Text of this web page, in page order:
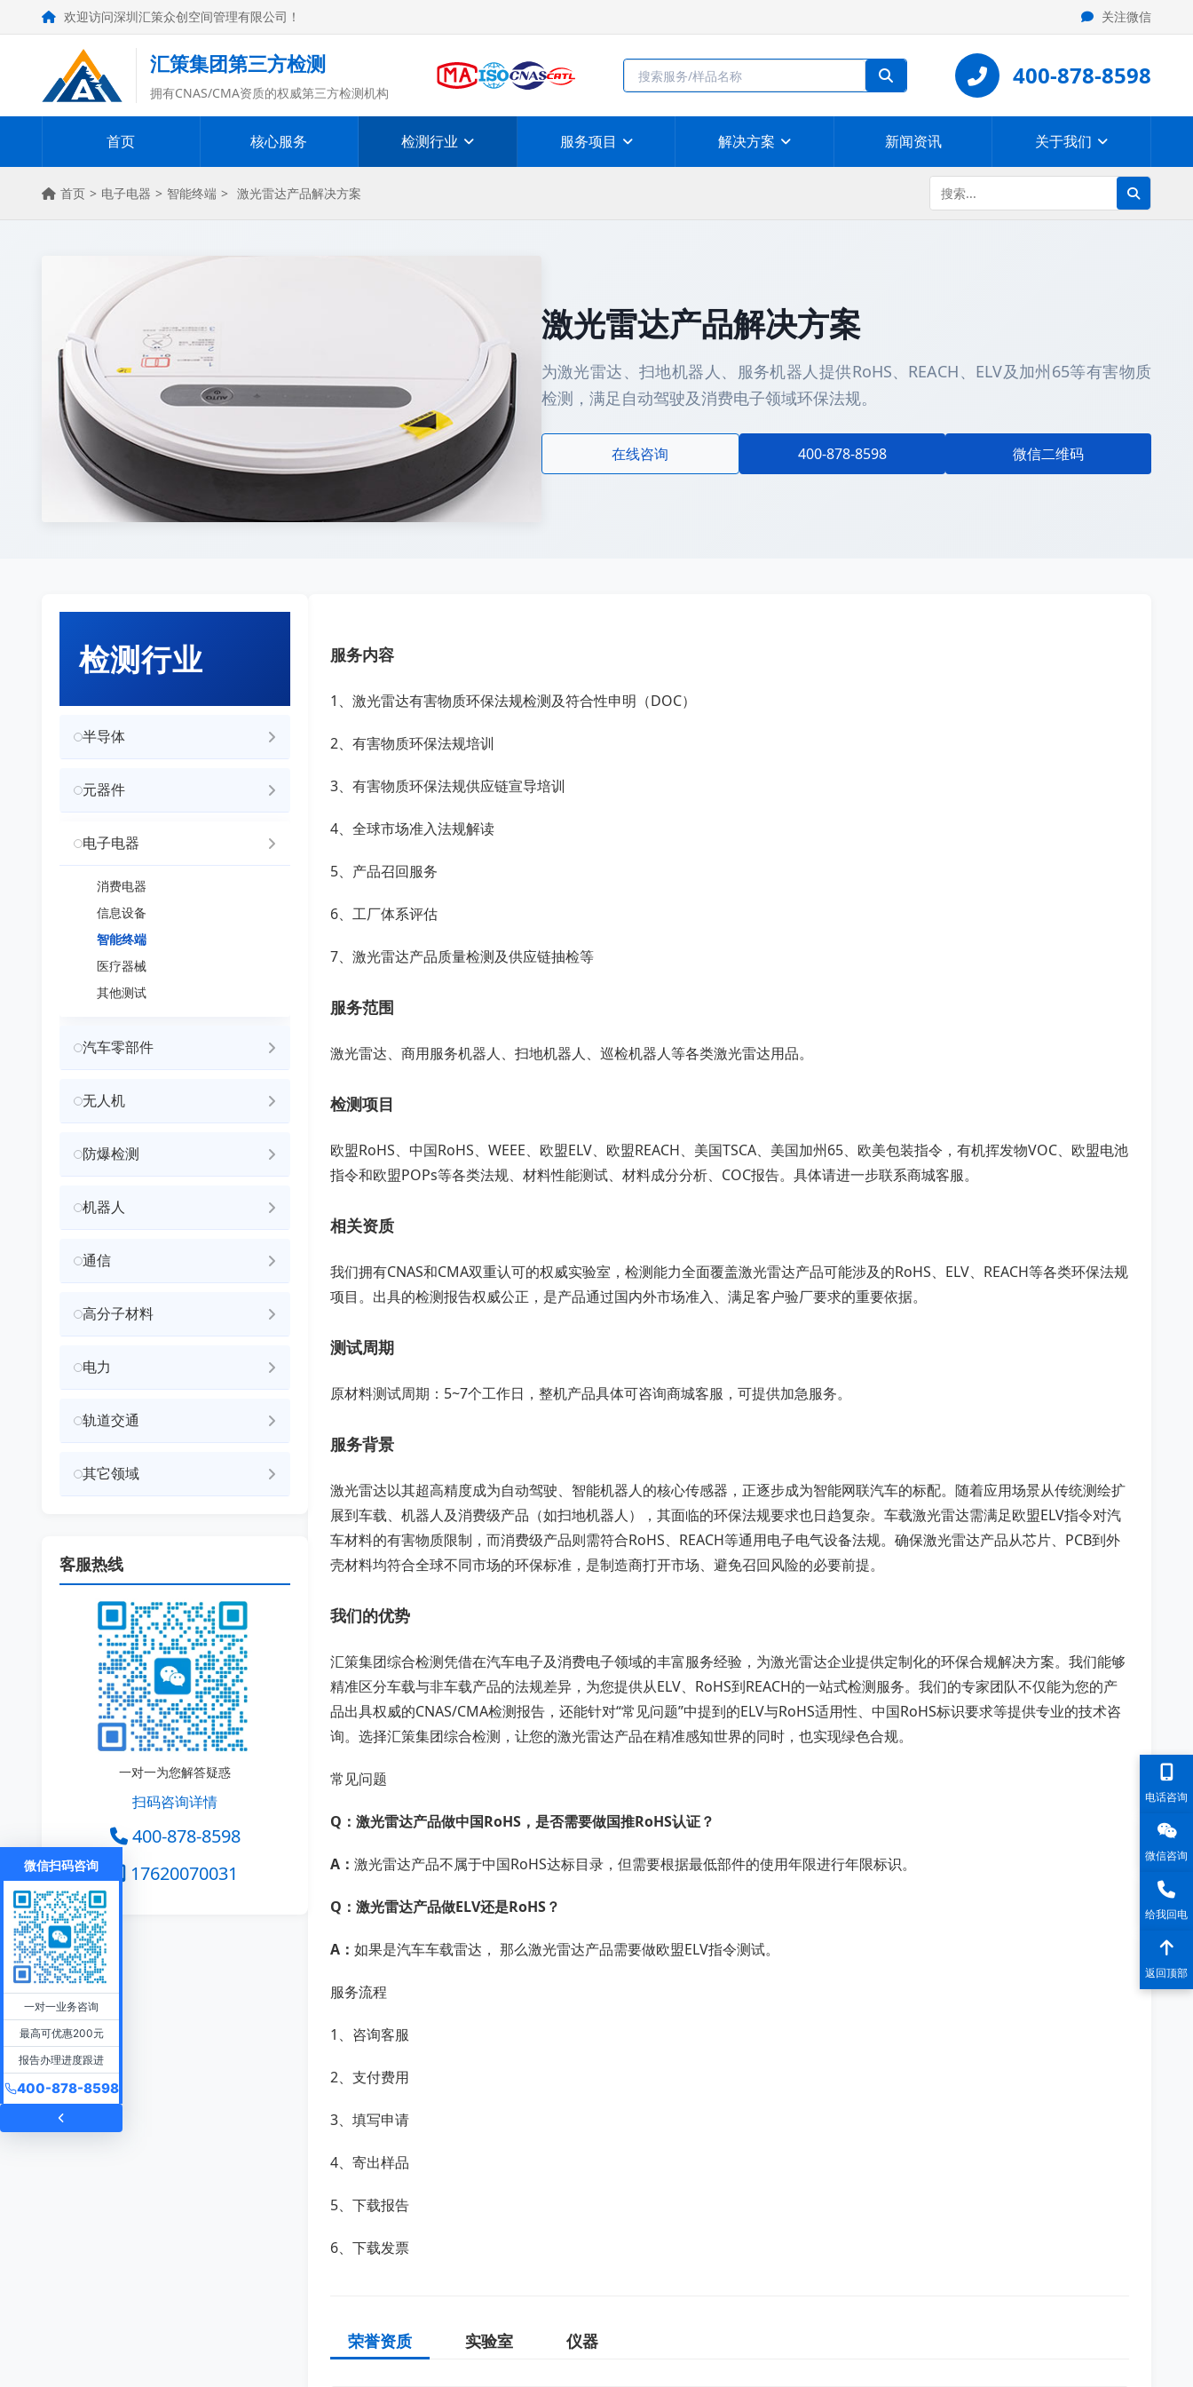
欢迎访问深圳汇策众创空间管理有限公司！ 关注微信
汇策集团第三方检测
拥有CNAS/CMA资质的权威第三方检测机构
400-878-8598
首页 核心服务 检测行业 服务项目 解决方案 新闻资讯 关于我们
首页 > 电子电器 > 智能终端 > 激光雷达产品解决方案
激光雷达产品解决方案
为激光雷达、扫地机器人、服务机器人提供RoHS、REACH、ELV及加州65等有害物质
检测，满足自动驾驶及消费电子领域环保法规。
在线咨询 400-878-8598 微信二维码
服务内容
1、激光雷达有害物质环保法规检测及符合性申明（DOC）
2、有害物质环保法规培训
3、有害物质环保法规供应链宣导培训
4、全球市场准入法规解读
5、产品召回服务
6、工厂体系评估
7、激光雷达产品质量检测及供应链抽检等
服务范围
激光雷达、商用服务机器人、扫地机器人、巡检机器人等各类激光雷达用品。
检测项目
欧盟RoHS、中国RoHS、WEEE、欧盟ELV、欧盟REACH、美国TSCA、美国加州65、欧美包装指令，有机挥发物VOC、欧盟电池
指令和欧盟POPs等各类法规、材料性能测试、材料成分分析、COC报告。具体请进一步联系商城客服。
相关资质
我们拥有CNAS和CMA双重认可的权威实验室，检测能力全面覆盖激光雷达产品可能涉及的RoHS、ELV、REACH等各类环保法规
项目。出具的检测报告权威公正，是产品通过国内外市场准入、满足客户验厂要求的重要依据。
测试周期
原材料测试周期：5~7个工作日，整机产品具体可咨询商城客服，可提供加急服务。
服务背景
激光雷达以其超高精度成为自动驾驶、智能机器人的核心传感器，正逐步成为智能网联汽车的标配。随着应用场景从传统测绘扩
展到车载、机器人及消费级产品（如扫地机器人），其面临的环保法规要求也日趋复杂。车载激光雷达需满足欧盟ELV指令对汽
车材料的有害物质限制，而消费级产品则需符合RoHS、REACH等通用电子电气设备法规。确保激光雷达产品从芯片、PCB到外
壳材料均符合全球不同市场的环保标准，是制造商打开市场、避免召回风险的必要前提。
我们的优势
汇策集团综合检测凭借在汽车电子及消费电子领域的丰富服务经验，为激光雷达企业提供定制化的环保合规解决方案。我们能够
精准区分车载与非车载产品的法规差异，为您提供从ELV、RoHS到REACH的一站式检测服务。我们的专家团队不仅能为您的产
品出具权威的CNAS/CMA检测报告，还能针对“常见问题”中提到的ELV与RoHS适用性、中国RoHS标识要求等提供专业的技术咨
询。选择汇策集团综合检测，让您的激光雷达产品在精准感知世界的同时，也实现绿色合规。
常见问题
Q：激光雷达产品做中国RoHS，是否需要做国推RoHS认证？
A： 激光雷达产品不属于中国RoHS达标目录，但需要根据最低部件的使用年限进行年限标识。
Q：激光雷达产品做ELV还是RoHS？
A： 如果是汽车车载雷达， 那么激光雷达产品需要做欧盟ELV指令测试。
服务流程
1、咨询客服
2、支付费用
3、填写申请
4、寄出样品
5、下载报告
6、下载发票
荣誉资质 实验室 仪器
检测行业
半导体
元器件
电子电器
消费电器
信息设备
智能终端
医疗器械
其他测试
汽车零部件
无人机
防爆检测
机器人
通信
高分子材料
电力
轨道交通
其它领域
客服热线
一对一为您解答疑惑
扫码咨询详情
400-878-8598
17620070031
电话咨询
微信咨询
给我回电
返回顶部
微信扫码咨询
一对一业务咨询
最高可优惠200元
报告办理进度跟进
400-878-8598